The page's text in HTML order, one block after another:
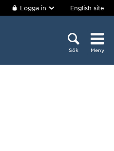
Logga in English site
Sök Meny